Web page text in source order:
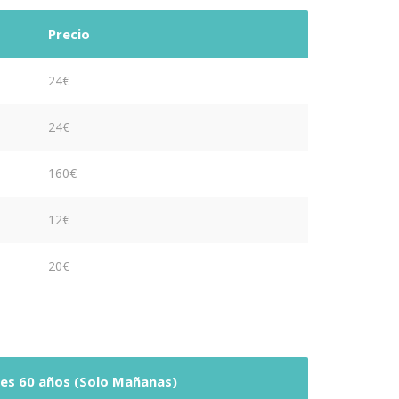
Precio
24€
24€
160€
12€
20€
60 años (Solo Mañanas)